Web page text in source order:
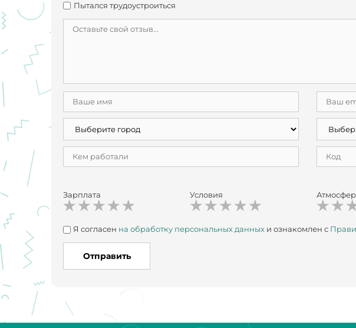
Пытался трудоустроиться
Зарплата Условия
Я согласен на обработку персональных данных и ознакомлен с
Отправить